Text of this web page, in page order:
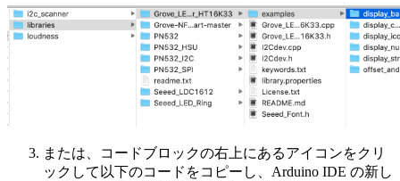
または、コードブロックの右上にあるアイコンをクリ
ックして以下のコードをコピーし、Arduino IDE の新し